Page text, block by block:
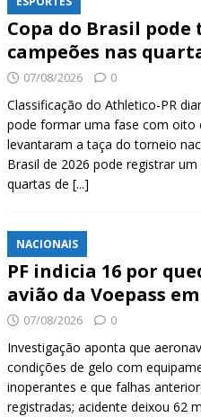
Copa do Brasil pode
campeões nas
07/08/2026 0
Classificação do Athletico-PR
pode formar uma fase com oito
levantaram a taça do torneio
Brasil de 2026 pode registrar
quartas de [...]
NACIONAIS
PF indicia 16 por
avião da Voepass
07/08/2026 0
Investigação aponta que
condições de gelo com
inoperantes e que falhas
registradas; acidente deixou 62